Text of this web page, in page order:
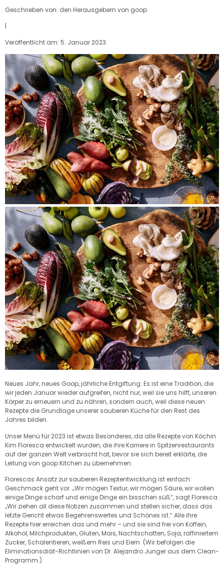
Geschrieben von: den Herausgebern von goop
|
Veröffentlicht am: 5. Januar 2023
Neues Jahr, neues Goop, jährliche Entgiftung. Es ist eine Tradition, die
wir jeden Januar wieder aufgreifen, nicht nur, weil sie uns hilft, unseren
Körper zu erneuern und zu nähren, sondern auch, weil diese neuen
Rezepte die Grundlage unserer sauberen Küche für den Rest des
Jahres bilden.
Unser Menü für 2023 ist etwas Besonderes, da alle Rezepte von Köchin
Kim Floresca entwickelt wurden, die ihre Karriere in Spitzenrestaurants
auf der ganzen Welt verbracht hat, bevor sie sich bereit erklärte, die
Leitung von goop Kitchen zu übernehmen.
Florescas Ansatz zur sauberen Rezeptentwicklung ist einfach:
Geschmack geht vor. „Wir mögen Textur, wir mögen Säure, wir wollen
einige Dinge scharf und einige Dinge ein bisschen süß“, sagt Floresca.
„Wir ziehen all diese Notizen zusammen und stellen sicher, dass das
letzte Gericht etwas Begehrenswertes und Schönes ist.“ Alle ihre
Rezepte hier erreichen das und mehr – und sie sind frei von Koffein,
Alkohol, Milchprodukten, Gluten, Mais, Nachtschatten, Soja, raffiniertem
Zucker, Schalentieren, weißem Reis und Eiern. (Wir befolgen die
Eliminationsdiät-Richtlinien von Dr. Alejandro Junger aus dem Clean-
Programm.)